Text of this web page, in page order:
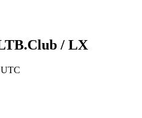
/ LX